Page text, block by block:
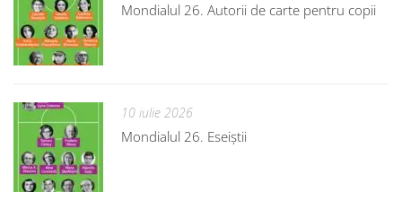
Mondialul 26. Autorii de carte pentru copii
10 iulie 2026
Mondialul 26. Eseiștii